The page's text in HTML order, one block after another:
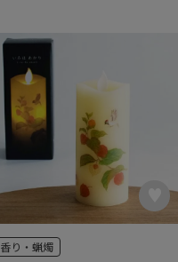
香り・蝋燭